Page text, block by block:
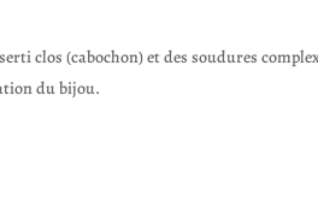
clos (cabochon) et des soudures
du bijou.